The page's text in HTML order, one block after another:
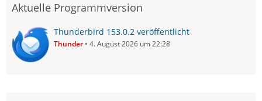
Aktuelle Programmversion
Thunderbird 153.0.2 veröffentlicht
Thunder 4. August 2026 um 22:28